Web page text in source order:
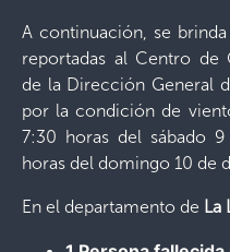
A continuación, se
reportadas al Centro de
de la Dirección General
por la condición de
7:30 horas del sábado
horas del domingo 10 de
En el departamento de La